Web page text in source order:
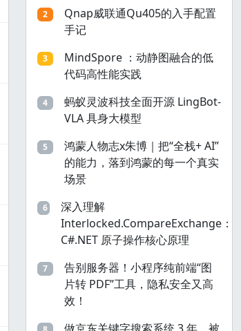
2
Qnap威联通Qu405的入手配置
手记
3
MindSpore ：动静图融合的低
代码高性能实践
4
蚂蚁灵波科技全面开源 LingBot-
VLA 具身大模型
5
鸿蒙人物志x朱博｜把“全栈+ AI”
的能力，落到鸿蒙的每一个真实
场景
6
深入理解
Interlocked.CompareExchange：
C#.NET 原子操作核心原理
7
告别服务器！小程序纯前端“图
片转 PDF”工具，隐私安全又高
效！